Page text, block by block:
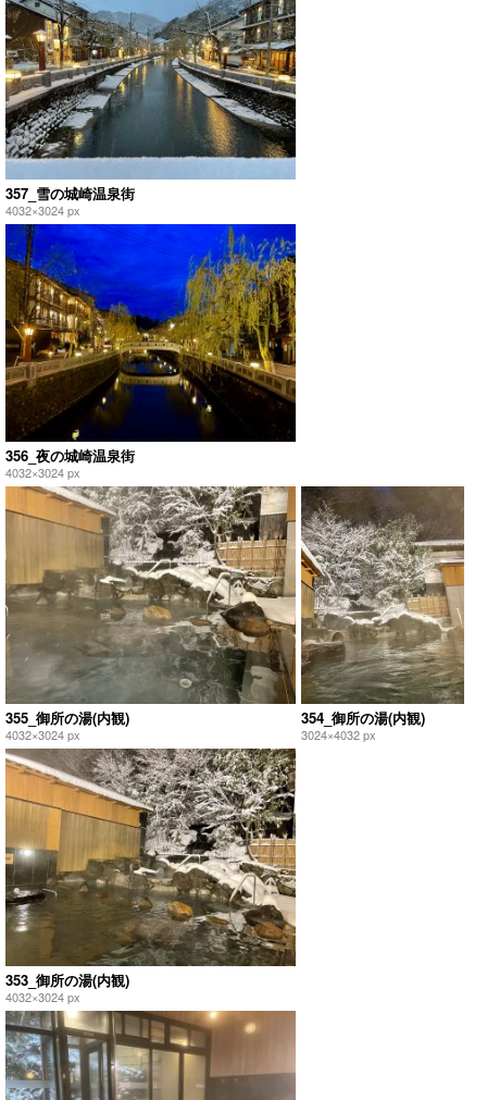
357_雪の城崎温泉街
4032×3024 px
356_夜の城崎温泉街
4032×3024 px
355_御所の湯(内観)
4032×3024 px
354_御所の湯(内観)
3024×4032 px
353_御所の湯(内観)
4032×3024 px